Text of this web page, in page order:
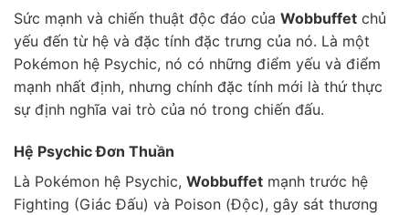
Sức mạnh và chiến thuật độc đáo của Wobbuffet chủ
yếu đến từ hệ và đặc tính đặc trưng của nó. Là một
Pokémon hệ Psychic, nó có những điểm yếu và điểm
mạnh nhất định, nhưng chính đặc tính mới là thứ thực
sự định nghĩa vai trò của nó trong chiến đấu.
Hệ Psychic Đơn Thuần
Là Pokémon hệ Psychic, Wobbuffet mạnh trước hệ
Fighting (Giác Đấu) và Poison (Độc), gây sát thương